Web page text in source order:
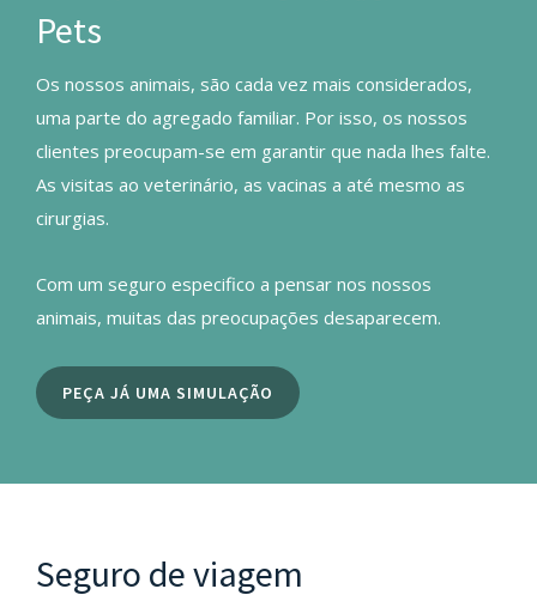
Pets
Os nossos animais, são cada vez mais considerados,
uma parte do agregado familiar. Por isso, os nossos
clientes preocupam-se em garantir que nada lhes falte.
As visitas ao veterinário, as vacinas a até mesmo as
cirurgias.
Com um seguro especifico a pensar nos nossos
animais, muitas das preocupações desaparecem.
PEÇA JÁ UMA SIMULAÇÃO
Seguro de viagem